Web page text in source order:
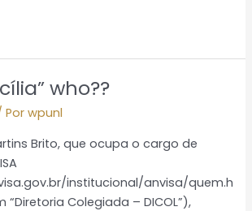
who??
Porwpunl
Brito, que ocupa o cargo de
institucional/anvisa/quem.h
Colegiada – DICOL”),